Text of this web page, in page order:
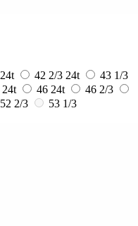
24t 42 2/3 24t
43 1/3
24t 46 24t
46 2/3
52 2/3
53 1/3